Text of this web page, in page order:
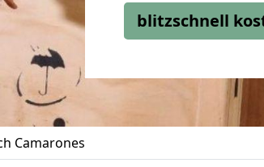
blitzschnell
Camarones